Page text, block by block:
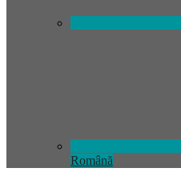
Română